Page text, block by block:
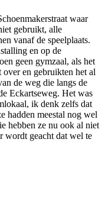
waar
gebruikt, alle
vanaf de speelplaats.
en op de
geen gymzaal, als het
over en gebruikten het al
de weg die langs de
Eckartseweg. Het was
ik denk zelfs dat
hadden meestal nog wel
hebben ze nu ook al niet
wordt geacht dat wel te